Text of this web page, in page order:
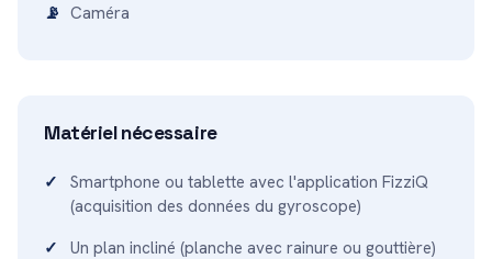
Caméra
Matériel nécessaire
Smartphone ou tablette avec l'application FizziQ
(acquisition des données du gyroscope)
Un plan incliné (planche avec rainure ou gouttière)